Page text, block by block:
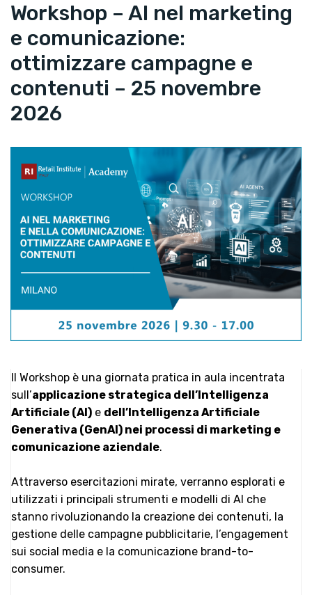
Workshop – AI nel marketing
e comunicazione:
ottimizzare campagne e
contenuti – 25 novembre
2026
Il Workshop è una giornata pratica in aula incentrata
sull’applicazione strategica dell’Intelligenza
Artificiale (AI) e dell’Intelligenza Artificiale
Generativa (GenAI) nei processi di marketing e
comunicazione aziendale.
Attraverso esercitazioni mirate, verranno esplorati e
utilizzati i principali strumenti e modelli di AI che
stanno rivoluzionando la creazione dei contenuti, la
gestione delle campagne pubblicitarie, l’engagement
sui social media e la comunicazione brand-to-
consumer.